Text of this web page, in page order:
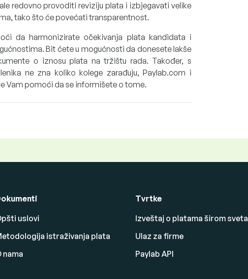
redovno provoditi reviziju plata i izbjegavati velike
tako što će povećati transparentnost.
da harmonizirate očekivanja plata kandidata i
Bit ćete u mogućnosti da donesete lakše
o iznosu plata na tržištu rada. Također, s
ne zna koliko kolege zarađuju, Paylab.com i
Vam pomoći da se informišete o tome.
uslovi
istraživanja plata
nama
Tvrtke
Izveštaj o platama širom sveta
Ulaz za firme
Paylab API